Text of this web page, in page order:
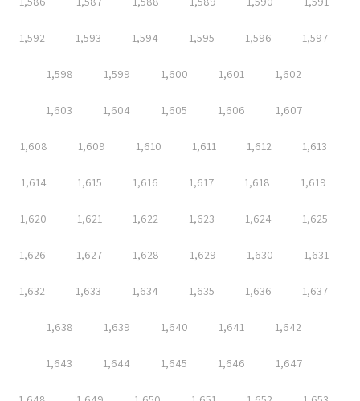
1,592 1,593 1,594 1,595 1,596 1,597
1,598 1,599 1,600 1,601 1,602
1,603 1,604 1,605 1,606 1,607
1,608 1,609 1,610 1,611 1,612 1,613
1,614 1,615 1,616 1,617 1,618 1,619
1,620 1,621 1,622 1,623 1,624 1,625
1,626 1,627 1,628 1,629 1,630 1,631
1,632 1,633 1,634 1,635 1,636 1,637
1,638 1,639 1,640 1,641 1,642
1,643 1,644 1,645 1,646 1,647